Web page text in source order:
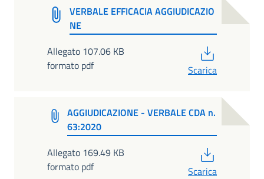
VERBALE EFFICACIA AGGIUDICAZIO
NE
Allegato 107.06 KB
formato pdf
Scarica
AGGIUDICAZIONE - VERBALE CDA n.
63:2020
Allegato 169.49 KB
formato pdf
Scarica